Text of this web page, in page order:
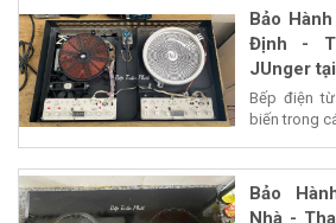
Bảo
Định -
JUnger
Bếp điện
biến trong
Bảo
Nhà -